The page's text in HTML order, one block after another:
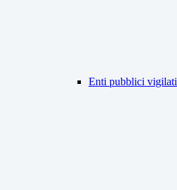
Enti pubblici vigilati